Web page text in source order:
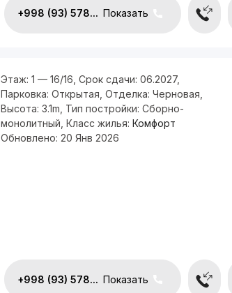
+998 (93) 578... Показать
Этаж: 1 — 16/16 Срок сдачи: 06.2027,
Парковка: Открытая Отделка: Черновая
Высота: 3.1m Тип постройки: Сборно-
монолитный Класс жилья: Комфорт
Обновлено: 20 Янв 2026
+998 (93) 578... Показать